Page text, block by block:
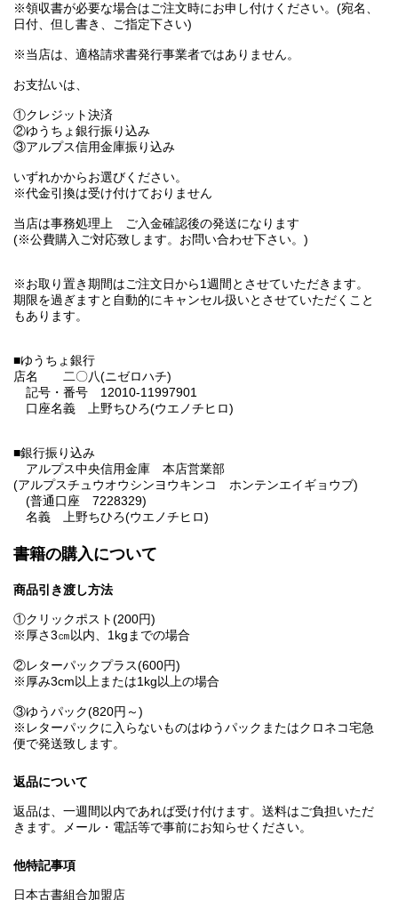
※領収書が必要な場合はご注文時にお申し付けください。(宛名、
日付、但し書き、ご指定下さい)
※当店は、適格請求書発行事業者ではありません。
お支払いは、
①クレジット決済
②ゆうちょ銀行振り込み
③アルプス信用金庫振り込み
いずれかからお選びください。
※代金引換は受け付けておりません
当店は事務処理上 ご入金確認後の発送になります
(※公費購入ご対応致します。お問い合わせ下さい。)
※お取り置き期間はご注文日から1週間とさせていただきます。
期限を過ぎますと自動的にキャンセル扱いとさせていただくこと
もあります。
■ゆうちょ銀行
店名 二〇八(ニゼロハチ)
記号・番号 12010-11997901
口座名義 上野ちひろ(ウエノチヒロ)
■銀行振り込み
アルプス中央信用金庫 本店営業部
(アルプスチュウオウシンヨウキンコ ホンテンエイギョウブ)
(普通口座 7228329)
名義 上野ちひろ(ウエノチヒロ)
書籍の購入について
商品引き渡し方法
①クリックポスト(200円)
※厚さ3㎝以内、1kgまでの場合
②レターパックプラス(600円)
※厚み3cm以上または1kg以上の場合
③ゆうパック(820円～)
※レターパックに入らないものはゆうパックまたはクロネコ宅急
便で発送致します。
返品について
返品は、一週間以内であれば受け付けます。送料はご負担いただ
きます。メール・電話等で事前にお知らせください。
他特記事項
日本古書組合加盟店